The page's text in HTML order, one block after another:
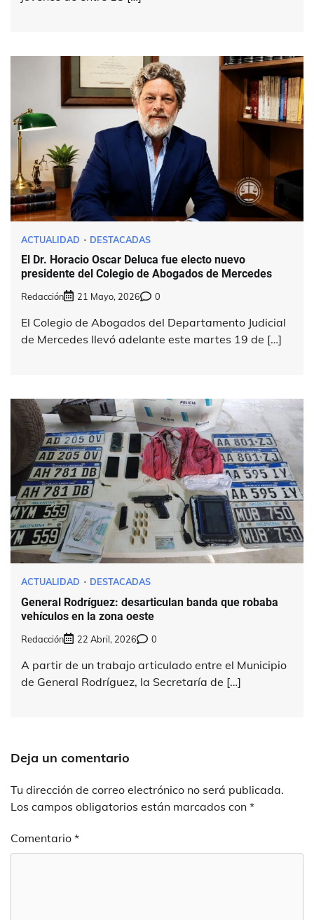
ACTUALIDAD DESTACADAS
El Dr. Horacio Oscar Deluca fue electo nuevo
presidente del Colegio de Abogados de Mercedes
Redacción 21 Mayo, 2026 0
El Colegio de Abogados del Departamento Judicial
de Mercedes llevó adelante este martes 19 de […]
ACTUALIDAD DESTACADAS
General Rodríguez: desarticulan banda que robaba
vehículos en la zona oeste
Redacción 22 Abril, 2026 0
A partir de un trabajo articulado entre el Municipio
de General Rodríguez, la Secretaría de […]
Deja un comentario
Tu dirección de correo electrónico no será publicada.
Los campos obligatorios están marcados con *
Comentario *